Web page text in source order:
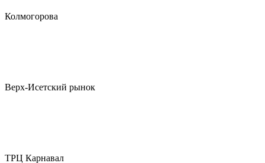
Колмогорова
Верх-Исетский рынок
ТРЦ Карнавал